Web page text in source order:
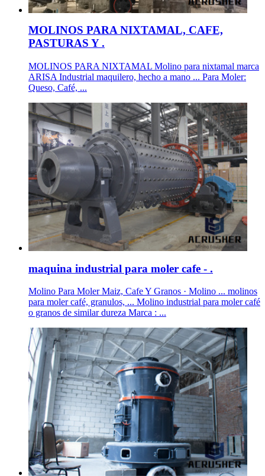
MOLINOS PARA NIXTAMAL, CAFE,
PASTURAS Y .
MOLINOS PARA NIXTAMAL Molino para nixtamal marca
ARISA Industrial maquilero, hecho a mano ... Para Moler:
Queso, Café, ...
maquina industrial para moler cafe - .
Molino Para Moler Maiz, Cafe Y Granos · Molino ... molinos
para moler café, granulos, ... Molino industrial para moler café
o granos de similar dureza Marca : ...